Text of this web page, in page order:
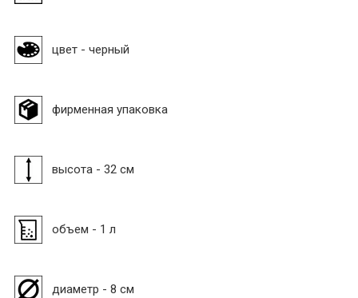
цвет - черный
фирменная упаковка
высота - 32 см
объем - 1 л
диаметр - 8 см